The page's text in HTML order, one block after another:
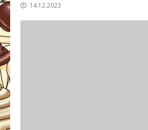
14.12.2023